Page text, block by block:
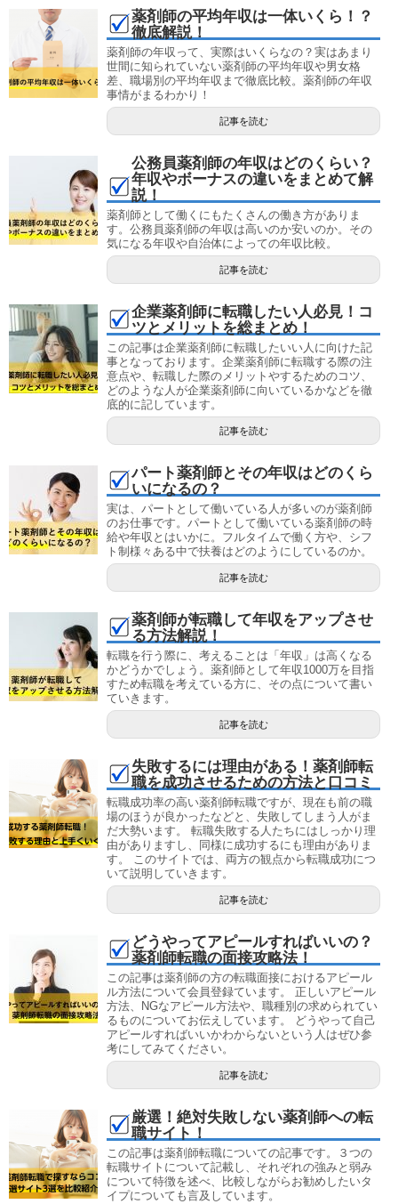
薬剤師の平均年収は一体いくら！？
徹底解説！
薬剤師の年収って、実際はいくらなの？実はあまり
世間に知られていない薬剤師の平均年収や男女格
差、職場別の平均年収まで徹底比較。薬剤師の年収
事情がまるわかり！
記事を読む
公務員薬剤師の年収はどのくらい？
年収やボーナスの違いをまとめて解
説！
薬剤師として働くにもたくさんの働き方がありま
す。公務員薬剤師の年収は高いのか安いのか。その
気になる年収や自治体によっての年収比較。
記事を読む
企業薬剤師に転職したい人必見！コ
ツとメリットを総まとめ！
この記事は企業薬剤師に転職したいい人に向けた記
事となっております。企業薬剤師に転職する際の注
意点や、転職した際のメリットやするためのコツ、
どのような人が企業薬剤師に向いているかなどを徹
底的に記しています。
記事を読む
パート薬剤師とその年収はどのくら
いになるの？
実は、パートとして働いている人が多いのが薬剤師
のお仕事です。パートとして働いている薬剤師の時
給や年収とはいかに。フルタイムで働く方や、シフ
ト制様々ある中で扶養はどのようにしているのか。
記事を読む
薬剤師が転職して年収をアップさせ
る方法解説！
転職を行う際に、考えることは「年収」は高くなる
かどうかでしょう。薬剤師として年収1000万を目指
すため転職を考えている方に、その点について書い
ていきます。
記事を読む
失敗するには理由がある！薬剤師転
職を成功させるための方法と口コミ
転職成功率の高い薬剤師転職ですが、現在も前の職
場のほうが良かったなどと、失敗してしまう人がま
だ大勢います。 転職失敗する人たちにはしっかり理
由がありますし、同様に成功するにも理由がありま
す。 このサイトでは、両方の観点から転職成功につ
いて説明していきます。
記事を読む
どうやってアピールすればいいの？
薬剤師転職の面接攻略法！
この記事は薬剤師の方の転職面接におけるアピール
ル方法について会員登録ています。 正しいアピール
方法、NGなアピール方法や、職種別の求められてい
るものについてお伝えしています。 どうやって自己
アピールすればいいかわからないという人はぜひ参
考にしてみてください。
記事を読む
厳選！絶対失敗しない薬剤師への転
職サイト！
この記事は薬剤師転職についての記事です。３つの
転職サイトについて記載し、それぞれの強みと弱み
について特徴を述べ、比較しながらお勧めしたいタ
イプについても言及しています。